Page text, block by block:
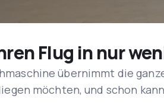
Flug in nur
übernimmt die
möchten, und schon